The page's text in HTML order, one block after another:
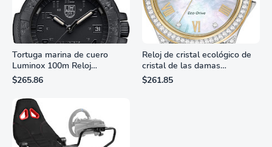
Tortuga marina de cuero
Luminox 100m Reloj
analógico de cuarzo
resistente al agua
$265.86
Reloj de cristal ecológico de
cristal de las damas
ciudadanas, 3 manos,
marcadores de números
$261.85